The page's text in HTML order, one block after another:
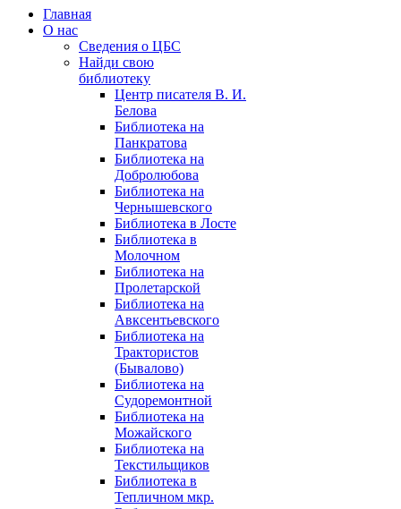
Главная
О нас
Сведения о ЦБС
Найди свою
библиотеку
Центр писателя В. И.
Белова
Библиотека на
Панкратова
Библиотека на
Добролюбова
Библиотека на
Чернышевского
Библиотека в Лосте
Библиотека в
Молочном
Библиотека на
Пролетарской
Библиотека на
Авксентьевского
Библиотека на
Трактористов
(Бывалово)
Библиотека на
Судоремонтной
Библиотека на
Можайского
Библиотека на
Текстильщиков
Библиотека в
Тепличном мкр.